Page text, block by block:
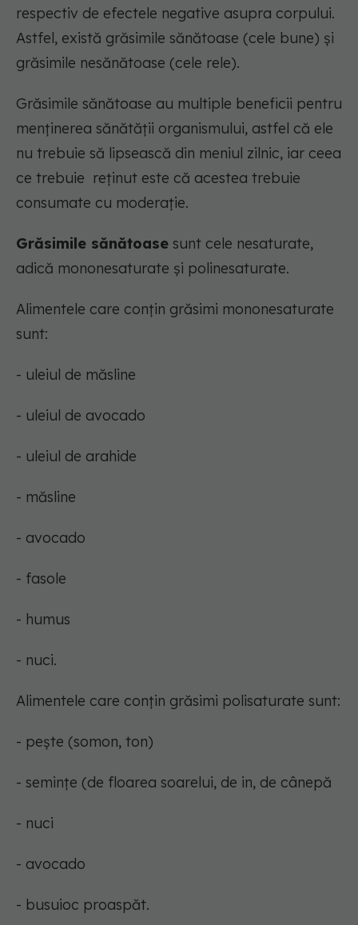
respectiv de efectele negative asupra corpului.
Astfel, există grăsimile sănătoase (cele bune) și
grăsimile nesănătoase (cele rele).
Grăsimile sănătoase au multiple beneficii pentru
menținerea sănătății organismului, astfel că ele
nu trebuie să lipsească din meniul zilnic, iar ceea
ce trebuie reținut este că acestea trebuie
consumate cu moderație.
Grăsimile sănătoase sunt cele nesaturate,
adică mononesaturate și polinesaturate.
Alimentele care conțin grăsimi mononesaturate
sunt:
- uleiul de măsline
- uleiul de avocado
- uleiul de arahide
- măsline
- avocado
- fasole
- humus
- nuci.
Alimentele care conțin grăsimi polisaturate sunt:
- pește (somon, ton)
- semințe (de floarea soarelui, de in, de cânepă
- nuci
- avocado
- busuioc proaspăt.